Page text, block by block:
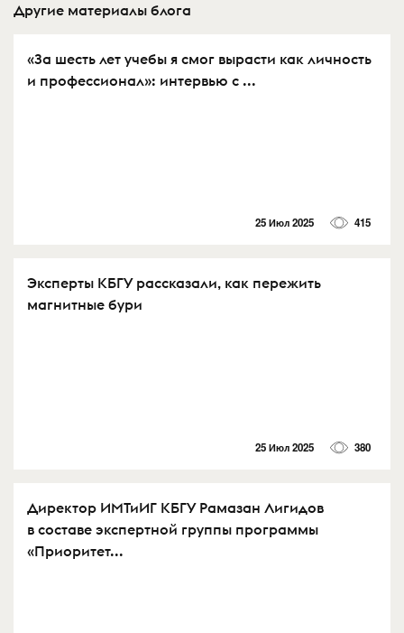
Другие материалы блога
«За шесть лет учебы я смог вырасти как личность
и профессионал»: интервью с ...
25 Июл 2025 415
Эксперты КБГУ рассказали, как пережить
магнитные бури
25 Июл 2025 380
Директор ИМТиИГ КБГУ Рамазан Лигидов
в составе экспертной группы программы
«Приоритет...